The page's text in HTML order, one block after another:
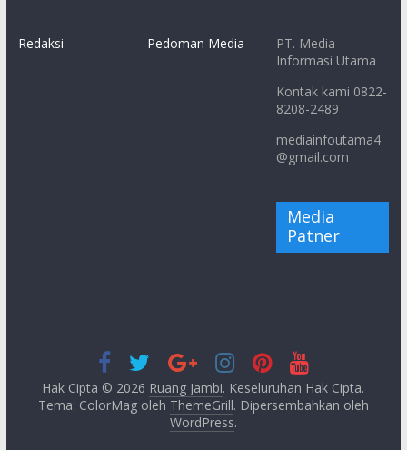
Redaksi Pedoman Media
PT. Media
Informasi Utama
Kontak kami 0822-
8208-2489
mediainfoutama4
@gmail.com
Media
Patner
Hak Cipta © 2026 Ruang Jambi. Keseluruhan Hak Cipta.
Tema: ColorMag oleh ThemeGrill. Dipersembahkan oleh
WordPress.